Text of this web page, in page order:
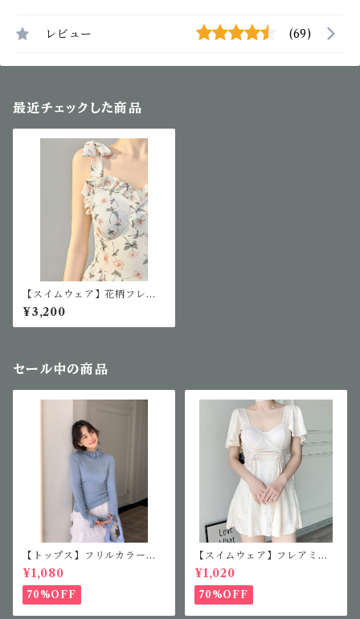
レビュー (69)
最近チェックした商品
【スイムウェア】花柄フレア
ワンピース 水着
¥3,200
セール中の商品
【トップス】フリルカラーニ
ット
¥1,080
70%OFF
【スイムウェア】フレアミニ
ワンピース
¥1,020
70%OFF